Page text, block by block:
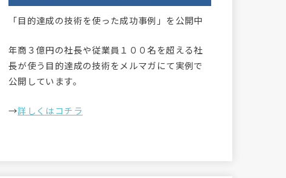
「目的達成の技術を使った成功事例」を公開中
年商３億円の社長や従業員１００名を超える社
長が使う目的達成の技術をメルマガにて実例で
公開しています。
→詳しくはコチラ